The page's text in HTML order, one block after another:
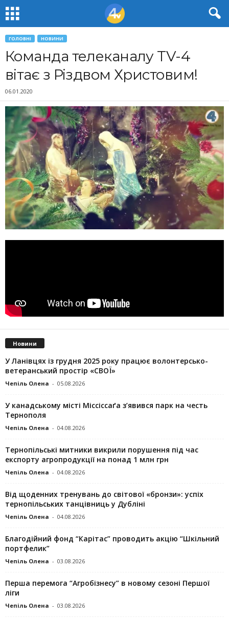
ГОЛОВНІ НОВИНИ
Команда телеканалу TV-4
вітає з Різдвом Христовим!
06.01.2020
Новини
У Ланівцях із грудня 2025 року працює волонтерсько-
ветеранський простір «СВОЇ»
Чепіль Олена - 05.08.2026
У канадському місті Міссіссаґа з’явився парк на честь
Тернополя
Чепіль Олена - 04.08.2026
Тернопільські митники викрили порушення під час
експорту агропродукції на понад 1 млн грн
Чепіль Олена - 04.08.2026
Від щоденних тренувань до світової «бронзи»: успіх
тернопільських танцівниць у Дубліні
Чепіль Олена - 04.08.2026
Благодійний фонд “Карітас” проводить акцію “Шкільний
портфелик”
Чепіль Олена - 03.08.2026
Перша перемога “Агробізнесу” в новому сезоні Першої
ліги
Чепіль Олена - 03.08.2026